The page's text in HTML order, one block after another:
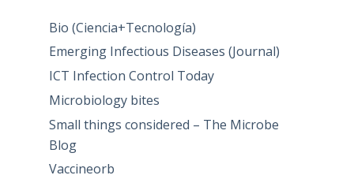
Bio (Ciencia+Tecnología)
Emerging Infectious Diseases (Journal)
ICT Infection Control Today
Microbiology bites
Small things considered – The Microbe
Blog
Vaccineorb